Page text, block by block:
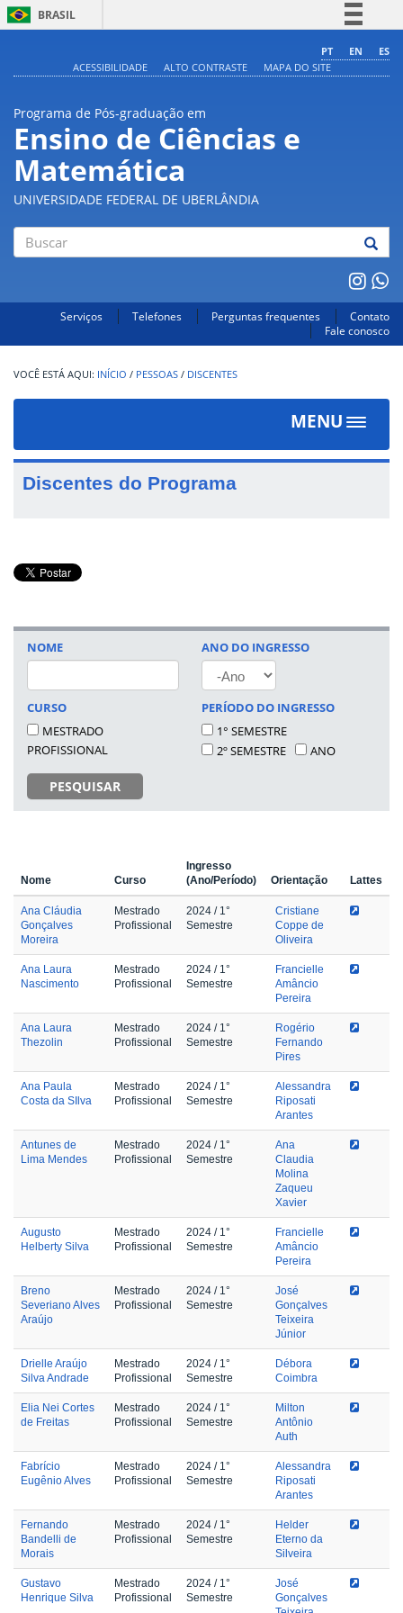
BRASIL
Comunica BR
Acesso à informação
Legislação
PT EN
ES
ACESSIBILIDADE
ALTO CONTRASTE MAPA DO SITE
Programa de Pós-graduação em
Ensino de Ciências e
Matemática
UNIVERSIDADE FEDERAL DE UBERLÂNDIA
Serviços Telefones Perguntas frequentes
Contato
Fale conosco
INÍCIO / PESSOAS / DISCENTES
MENU
Toggle
Discentes do Programa
NOME
CURSO
MESTRADO
PROFISSIONAL
PESQUISAR
ANO DO INGRESSO
ANO
PERÍODO DO INGRESSO
1° SEMESTRE
2º SEMESTRE
ANO
Nome Curso
Ingresso
(Ano/Período)
Orientação Lattes
Ana Cláudia
Gonçalves
Moreira
Mestrado
Profissional
2024 / 1°
Semestre
Cristiane
Coppe de
Oliveira
Ana Laura
Nascimento
Mestrado
Profissional
2024 / 1°
Semestre
Francielle
Amâncio
Pereira
Ana Laura
Thezolin
Mestrado
Profissional
2024 / 1°
Semestre
Rogério
Fernando
Pires
Ana Paula
Costa da SIlva
Mestrado
Profissional
2024 / 1°
Semestre
Alessandra
Riposati
Arantes
Antunes de
Lima Mendes
Mestrado
Profissional
2024 / 1°
Semestre
Ana
Claudia
Molina
Zaqueu
Xavier
Augusto
Helberty Silva
Mestrado
Profissional
2024 / 1°
Semestre
Francielle
Amâncio
Pereira
Breno
Severiano Alves
Araújo
Mestrado
Profissional
2024 / 1°
Semestre
José
Gonçalves
Teixeira
Júnior
Drielle Araújo
Silva Andrade
Mestrado
Profissional
2024 / 1°
Semestre
Débora
Coimbra
Elia Nei Cortes
de Freitas
Mestrado
Profissional
2024 / 1°
Semestre
Milton
Antônio
Auth
Fabrício
Eugênio Alves
Mestrado
Profissional
2024 / 1°
Semestre
Alessandra
Riposati
Arantes
Fernando
Bandelli de
Morais
Mestrado
Profissional
2024 / 1°
Semestre
Helder
Eterno da
Silveira
Gustavo
Henrique Silva
Mestrado
Profissional
2024 / 1°
Semestre
José
Gonçalves